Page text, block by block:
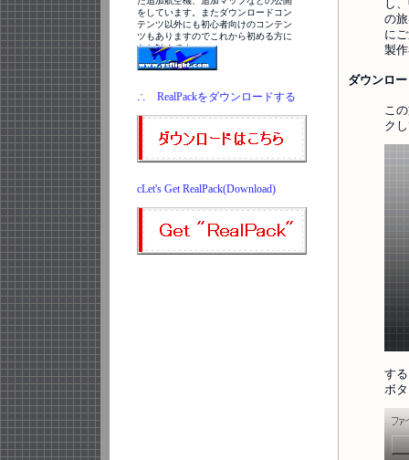
をしています。またダウンロードコン
テンツ以外にも初心者向けのコンテン
ツもありますのでこれから初める方に
もお勧めです。
し
の
に
製
ダウンロ
こ
ク
す
ボ
∴ RealPackをダウンロードする
cLet's Get RealPack(Download)